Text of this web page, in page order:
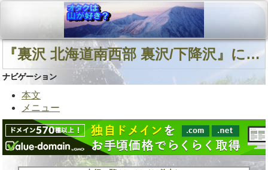
『裏沢 北海道南西部 裏沢/下降沢』に関連する山行
ナビゲーション
本文
メニュー